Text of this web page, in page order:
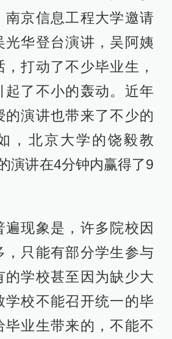
南京信息工程大学邀请
光华登台演讲，吴阿姨
打动了不少毕业生，
起了不小的轰动。近年
的演讲也带来了不少的
，北京大学的饶毅教
演讲在4分钟内赢得了9
遍现象是，许多院校因
，只能有部分学生参与
的学校甚至因为缺少大
学校不能召开统一的毕
毕业生带来的，不能不